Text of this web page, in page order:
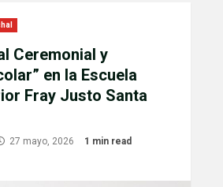
Ceremonial y
en la Escuela
Fray Justo Santa
27 mayo, 2026 1 min read